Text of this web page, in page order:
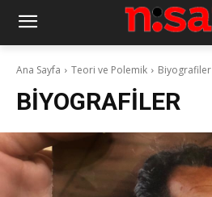
Ana Sayfa Teori ve Polemik Biyografiler
BIYOGRAFILER